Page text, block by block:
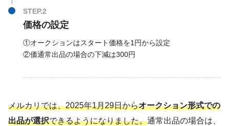
価格の設定
①オークションはスタート価格を1円から設定
②価通常出品の場合の下減は300円
メルカリでは、2025年1月29日からオークション形式での
出品が選択できるようになりました。通常出品の場合は、